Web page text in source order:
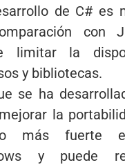
de C# es
con
limitar la
y bibliotecas.
se ha
la
más fuerte
y puede